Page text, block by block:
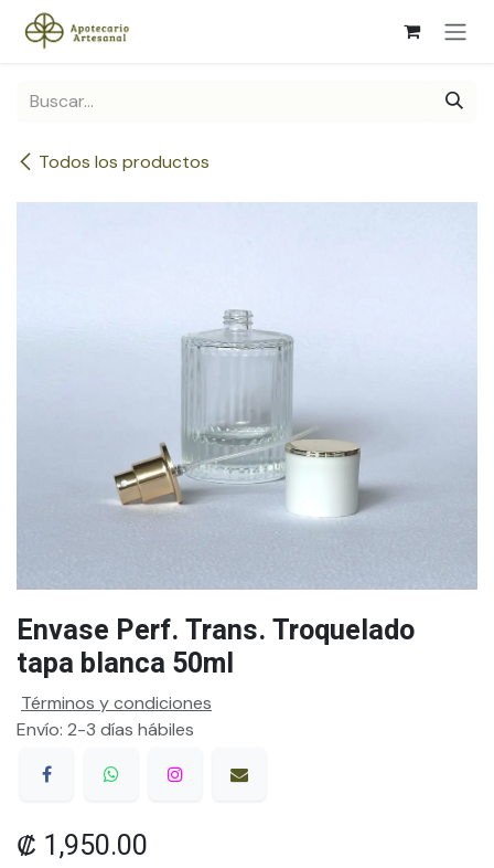
Ir al contenido
Todos los productos
Envase Perf. Trans. Troquelado
tapa blanca 50ml
₡ 1,950.00
Términos y condiciones
Envío: 2-3 días hábiles